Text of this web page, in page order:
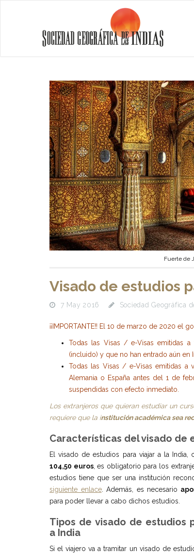
Fuerte de
Visado de estudios
7 May 2016 Sociedad Geográfica
¡¡IMPORTANTE!! El 10 de marzo de 2020 el
Todas las Visas / e-Visas emitidas
(incluido) y que no han entrado aún en
Todas las Visas / e-Visas emitidas a
Alemania o España antes del 1 de
suspendidas con efecto inmediato.
Los extranjeros que quieran estudiar un
requiere que la institución académica sea
Características del visado de
El visado de estudios para viajar a la India,
104,50 euros, es obligatorio para los
estudios tiene que ser una institución
siguiente enlace. Además, es necesario
para poder llevar a cabo dichos estudios.
Tipos de visado de estudios
a India
Si el viajero va a tramitar un visado de